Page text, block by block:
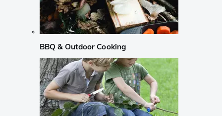
BBQ & Outdoor Cooking